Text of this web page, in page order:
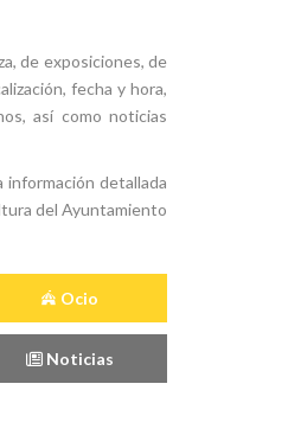
de exposiciones, de
fecha y hora,
así como noticias
información detallada
del Ayuntamiento
Ocio
Noticias